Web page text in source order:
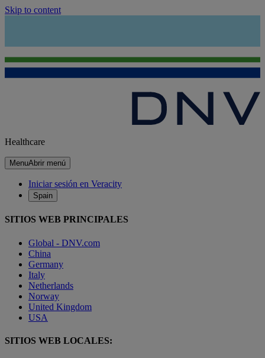
Skip to content
Healthcare
MenuAbrir menú
Iniciar sesión en Veracity
Spain
SITIOS WEB PRINCIPALES
Global - DNV.com
China
Germany
Italy
Netherlands
Norway
United Kingdom
USA
SITIOS WEB LOCALES: